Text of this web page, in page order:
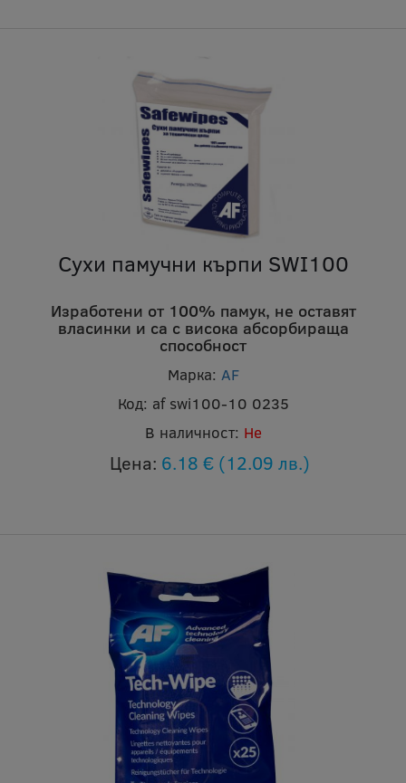
Сухи памучни кърпи SWI100
Изработени от 100% памук, не оставят
власинки и са с висока абсорбираща
способност
Марка: AF
Код: af swi100-10 0235
В наличност: Не
Цена: 6.18 € (12.09 лв.)